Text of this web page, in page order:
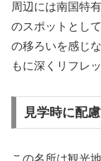
周辺には南国特
のスポットとし
の移ろいを感じ
もに深くリフレ
見学時に配
この名所は観光